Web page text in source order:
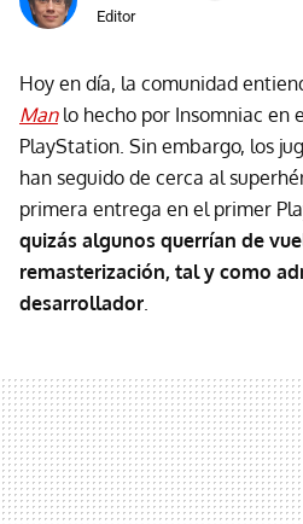
Editor
Hoy en día, la comunidad
Manlo hecho por Insomniac en
PlayStation. Sin embargo, los
han seguido de cerca al
primera entrega en el primer
quizás algunos querrían de
remasterización, tal y como
desarrollador